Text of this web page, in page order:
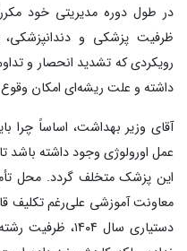
در طول دوره مدیریتی خود
ظرفیت پزشکی و
رویکردی که تشدید انحصار و
داشته و علت ریشه‌ای امکان
آقای وزیر بهداشت، اساساً چرا
عمل اورولوژی وجود داشته باشد
این پزشک متخلف گردد. محل
معاونت آموزشی علی‌رغم تکلیف
دستیاری سال